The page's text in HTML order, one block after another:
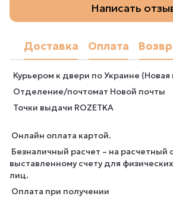
Написать
Доставка Оплата
Курьером к двери по Украине (Новая
Отделение/почтомат Новой почты
Точки выдачи ROZETKA
Онлайн оплата картой.
Безналичный расчет – на расчетный
выставленному счету для
лиц.
Оплата при получении